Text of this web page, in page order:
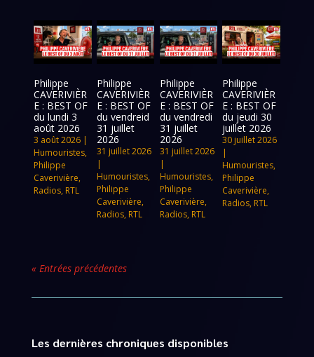
Philippe
CAVERIVIÈR
E : BEST OF
du lundi 3
août 2026
3 août 2026 |
Humouristes,
Philippe
Caverivière,
Radios, RTL
Philippe
CAVERIVIÈR
E : BEST OF
du vendreid
31 juillet
2026
31 juillet 2026
|
Humouristes,
Philippe
Caverivière,
Radios, RTL
Philippe
CAVERIVIÈR
E : BEST OF
du vendredi
31 juillet
2026
31 juillet 2026
|
Humouristes,
Philippe
Caverivière,
Radios, RTL
Philippe
CAVERIVIÈR
E : BEST OF
du jeudi 30
juillet 2026
30 juillet 2026
|
Humouristes,
Philippe
Caverivière,
Radios, RTL
« Entrées précédentes
Les dernières chroniques disponibles